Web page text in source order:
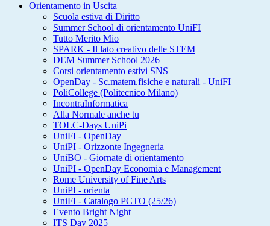
Orientamento in Uscita
Scuola estiva di Diritto
Summer School di orientamento UniFI
Tutto Merito Mio
SPARK - Il lato creativo delle STEM
DEM Summer School 2026
Corsi orientamento estivi SNS
OpenDay - Sc.matem.fisiche e naturali - UniFI
PoliCollege (Politecnico Milano)
IncontraInformatica
Alla Normale anche tu
TOLC-Days UniPi
UniFI - OpenDay
UniPI - Orizzonte Ingegneria
UniBO - Giornate di orientamento
UniPI - OpenDay Economia e Management
Rome University of Fine Arts
UniPI - orienta
UniFI - Catalogo PCTO (25/26)
Evento Bright Night
ITS Day 2025